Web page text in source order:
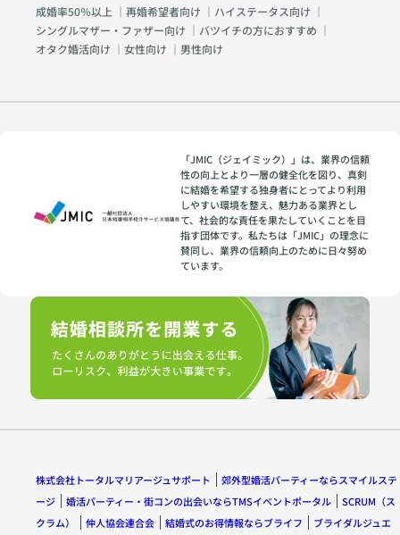
成婚率50％以上 ｜ 再婚希望者向け ｜ ハイステータス向け ｜
シングルマザー・ファザー向け ｜ バツイチの方におすすめ ｜
オタク婚活向け ｜ 女性向け ｜ 男性向け
「JMIC（ジェイミック）」は、業界の信頼
性の向上とより一層の健全化を図り、真剣
に結婚を希望する独身者にとってより利用
しやすい環境を整え、魅力ある業界とし
て、社会的な責任を果たしていくことを目
指す団体です。私たちは「JMIC」の理念に
賛同し、業界の信頼向上のために日々努め
ています。
株式会社トータルマリアージュサポート
郊外型婚活パーティーならスマイルステ
ージ
婚活パーティー・街コンの出会いならTMSイベントポータル
SCRUM（ス
クラム）
仲人協会連合会 結婚式のお得情報ならブライフ
ブライダルジュエ